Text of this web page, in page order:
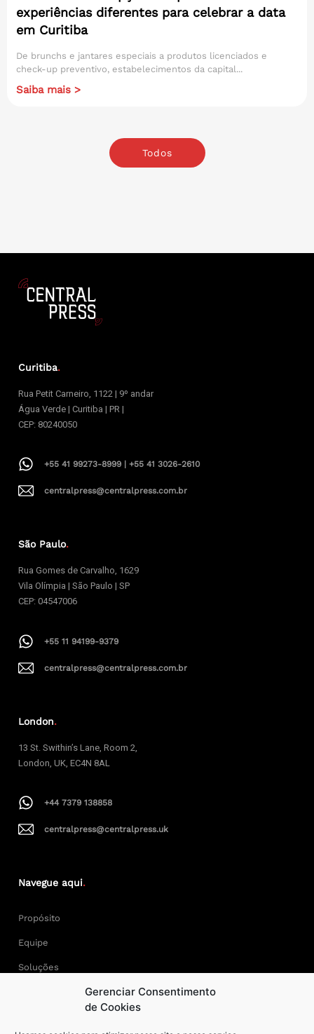
Gerenciar Consentimento
de Cookies
experiências diferentes para celebrar a data
em Curitiba
De brunchs e jantares especiais a produtos licenciados e
check-up preventivo, estabelecimentos da capital...
Saiba mais >
Todos
Curitiba.
Rua Petit Carneiro, 1122 | 9º andar
Água Verde | Curitiba | PR |
CEP: 80240050
+55 41 99273-8999 | +55 41 3026-2610
centralpress@centralpress.com.br
São Paulo.
Rua Gomes de Carvalho, 1629
Vila Olímpia | São Paulo | SP
CEP: 04547006
+55 11 94199-9379
centralpress@centralpress.com.br
London.
13 St. Swithin’s Lane, Room 2,
London, UK, EC4N 8AL
+44 7379 138858
centralpress@centralpress.uk
Navegue aqui.
Propósito
Equipe
Soluções